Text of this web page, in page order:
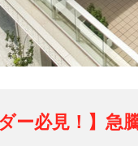
ー必見！】急